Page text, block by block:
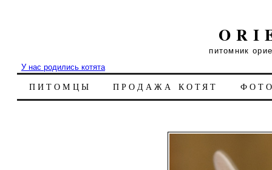
питомник
У нас родились котята
ПИТОМЦЫ ПРОДАЖА КОТЯТ